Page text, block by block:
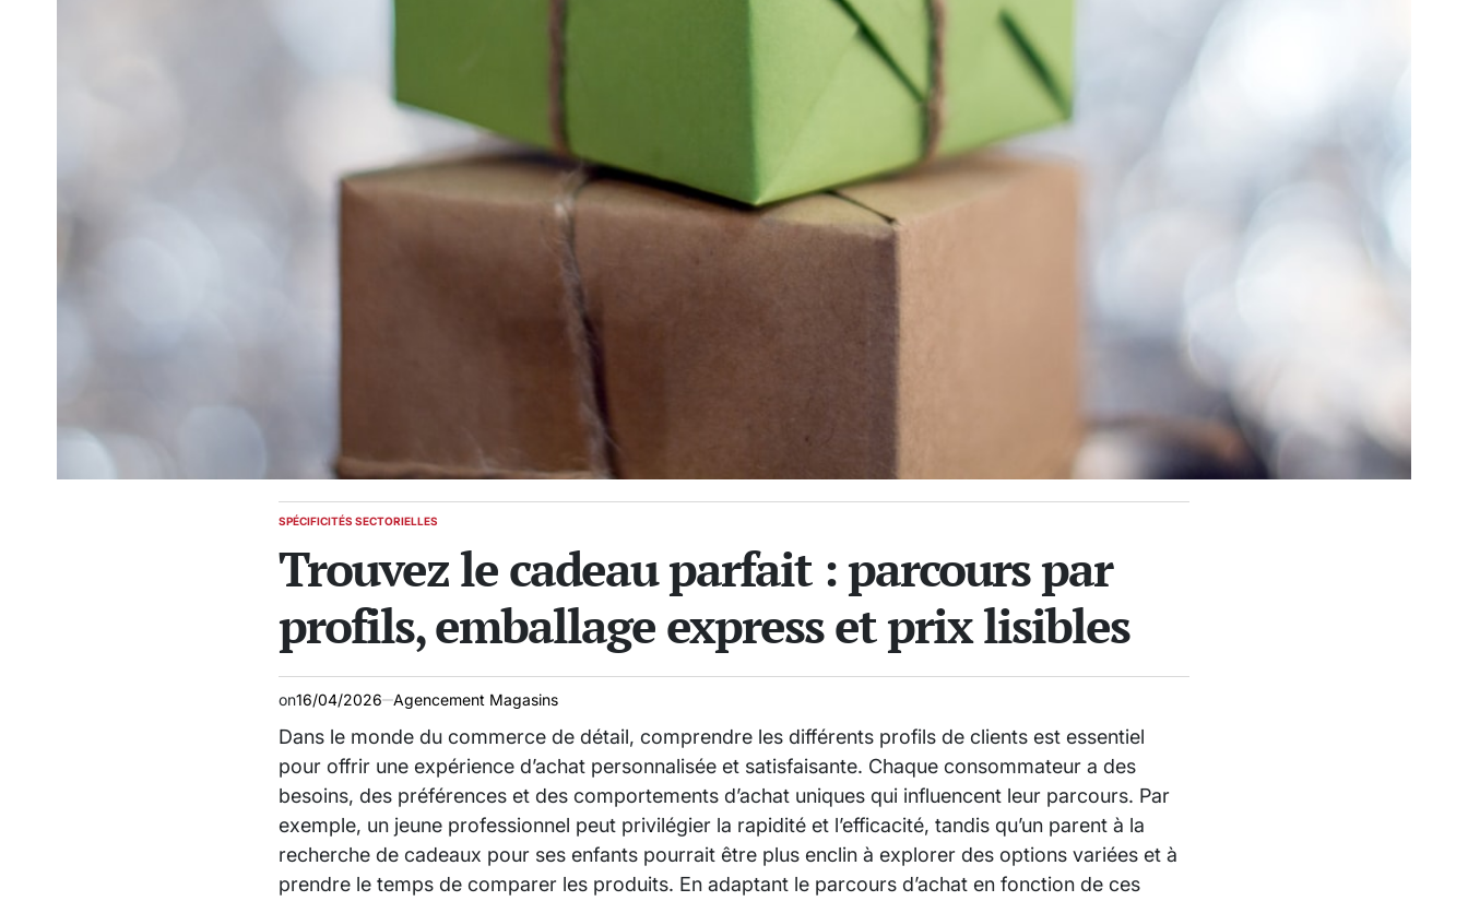
POSTED
SPÉCIFICITÉS SECTORIELLES
Trouvez le cadeau parfait : parcours par
profils, emballage express et prix lisibles
on16/04/2026 Agencement Magasins
Dans le monde du commerce de détail, comprendre les différents profils de clients est essentiel
pour offrir une expérience d’achat personnalisée et satisfaisante. Chaque consommateur a des
besoins, des préférences et des comportements d’achat uniques qui influencent leur parcours. Par
exemple, un jeune professionnel peut privilégier la rapidité et l’efficacité, tandis qu’un parent à la
recherche de cadeaux pour ses enfants pourrait être plus enclin à explorer des options variées et à
prendre le temps de comparer les produits. En adaptant le parcours d’achat en fonction de ces